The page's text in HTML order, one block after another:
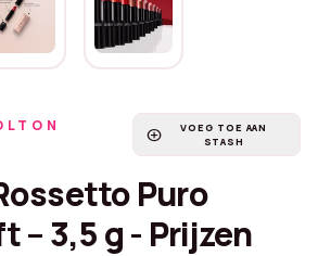
add_circle
VOEG TOE AAN
STASH
Puro
– 3,5 g - Prijzen